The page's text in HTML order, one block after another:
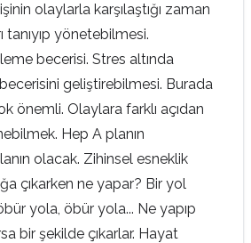
olaylarla karşılaştığı zaman
yönetebilmesi.
becerisi. Stres altında
geliştirebilmesi. Burada
önemli. Olaylara farklı açıdan
Hep A planın
olacak. Zihinsel esneklik
çıkarken ne yapar? Bir yol
yola, öbür yola... Ne yapıp
bir şekilde çıkarlar. Hayat